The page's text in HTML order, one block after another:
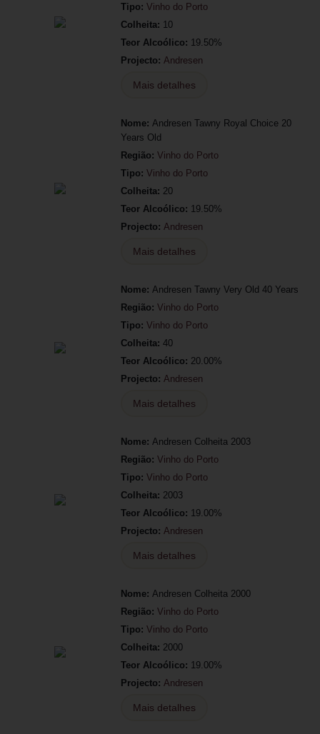
Tipo: Vinho do Porto
Colheita: 10
Teor Alcoólico: 19.50%
Projecto: Andresen
Mais detalhes
Nome: Andresen Tawny Royal Choice 20
Years Old
Região: Vinho do Porto
Tipo: Vinho do Porto
Colheita: 20
Teor Alcoólico: 19.50%
Projecto: Andresen
Mais detalhes
Nome: Andresen Tawny Very Old 40 Years
Região: Vinho do Porto
Tipo: Vinho do Porto
Colheita: 40
Teor Alcoólico: 20.00%
Projecto: Andresen
Mais detalhes
Nome: Andresen Colheita 2003
Região: Vinho do Porto
Tipo: Vinho do Porto
Colheita: 2003
Teor Alcoólico: 19.00%
Projecto: Andresen
Mais detalhes
Nome: Andresen Colheita 2000
Região: Vinho do Porto
Tipo: Vinho do Porto
Colheita: 2000
Teor Alcoólico: 19.00%
Projecto: Andresen
Mais detalhes